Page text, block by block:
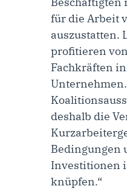
für die Arbeit
auszustatten.
profitieren
Fachkräften
deshalb die
Bedingungen
Investitionen
knüpfen.“